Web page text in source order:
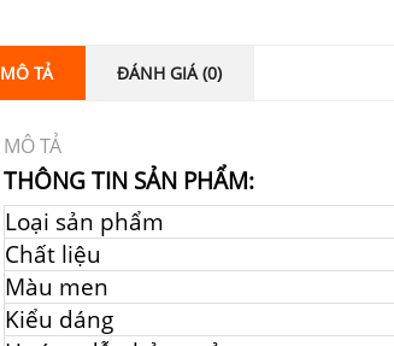
MÔ TẢ ĐÁNH GIÁ (0)
MÔ TẢ
THÔNG TIN SẢN PHẨM:
Loại sản phẩm
Chất liệu
Màu men
Kiểu dáng